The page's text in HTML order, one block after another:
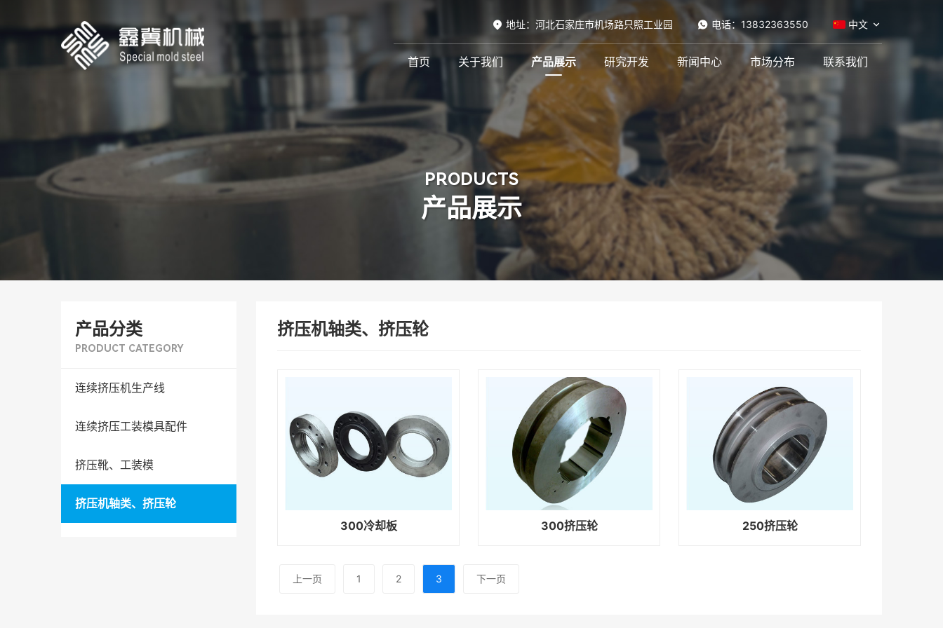
地址：河北石家庄市机场路只照工业园 电话：13832363550 中文
首页 关于我们 产品展示 研究开发 新闻中心 市场分布 联系我们
PRODUCTS
产品展示
产品分类
PRODUCT CATEGORY
连续挤压机生产线
连续挤压工装模具配件
挤压靴、工装模
挤压机轴类、挤压轮
挤压机轴类、挤压轮
300冷却板 300挤压轮 250挤压轮
上一页 1 2 3 下一页